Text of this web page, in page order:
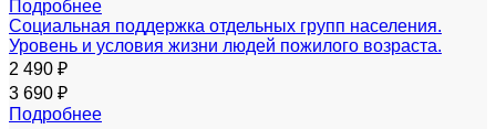
Подробнее
Социальная поддержка отдельных групп населения.
Уровень и условия жизни людей пожилого возраста.
2 490 ₽
3 690 ₽
Подробнее